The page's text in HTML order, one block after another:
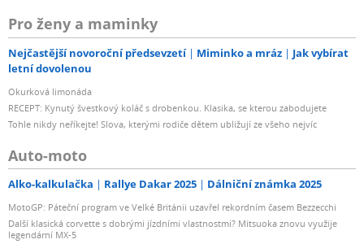
Pro ženy a maminky
Nejčastější novoroční předsevzetí Miminko a mráz
Jak vybírat
letní dovolenou
Okurková limonáda
RECEPT: Kynutý švestkový koláč s drobenkou. Klasika, se kterou zabodujete
Tohle nikdy neříkejte! Slova, kterými rodiče dětem ubližují ze všeho nejvíc
Auto-moto
Alko-kalkulačka Rallye Dakar 2025 Dálniční známka 2025
MotoGP: Páteční program ve Velké Británii uzavřel rekordním časem Bezzecchi
Další klasická corvette s dobrými jízdními vlastnostmi? Mitsuoka znovu využije
legendární MX-5